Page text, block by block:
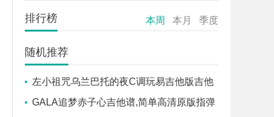
排行榜 本周 本月 季度
随机推荐
左小祖咒乌兰巴托的夜C调玩易吉他版吉他
谱,原版歌曲,简单C调弹唱教学,六线谱指弹简
GALA追梦赤子心吉他谱,简单高清原版指弹